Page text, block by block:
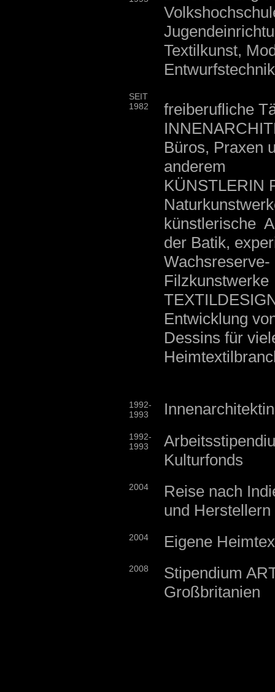
Textilkunst,
SEIT
1982
freiberufliche
Büros, Praxen
anderem
KÜNSTLERIN
künstlerische
der Batik,
Entwicklung
Dessins für
1992-
1993
1992-
1993
Kulturfonds
2004
Reise nach
und Herstellern
2004 Eigene
2008
Stipendium
Großbritanien